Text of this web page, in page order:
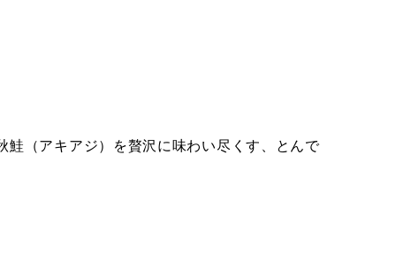
鮭（アキアジ）を贅沢に味わい尽くす、とんで